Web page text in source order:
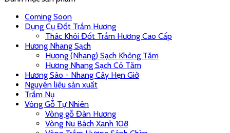
Coming Soon
Dụng Cụ Đốt Trầm Hương
Thác Khói Đốt Trầm Hương Cao Cấp
Hương Nhang Sạch
Hương (Nhang) Sạch Không Tăm
Hương Nhang Sạch Có Tăm
Hương Sào - Nhang Cây Hẹn Giờ
Nguyên liệu sản xuất
Trầm Nụ
Vòng Gỗ Tự Nhiên
Vòng gỗ Đàn Hương
Vòng Nu Bách Xanh 108